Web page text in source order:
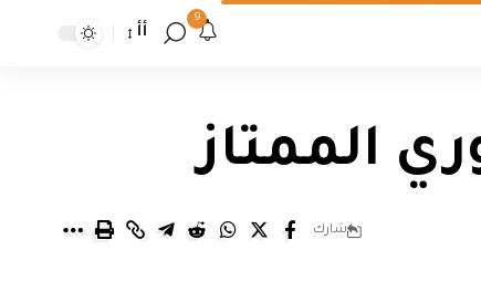
9
أأ
الممتاز
شارك